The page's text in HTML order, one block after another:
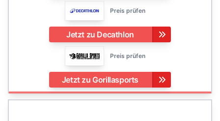
Preis prüfen
Jetzt zu Decathlon
Preis prüfen
Jetzt zu Gorillasports